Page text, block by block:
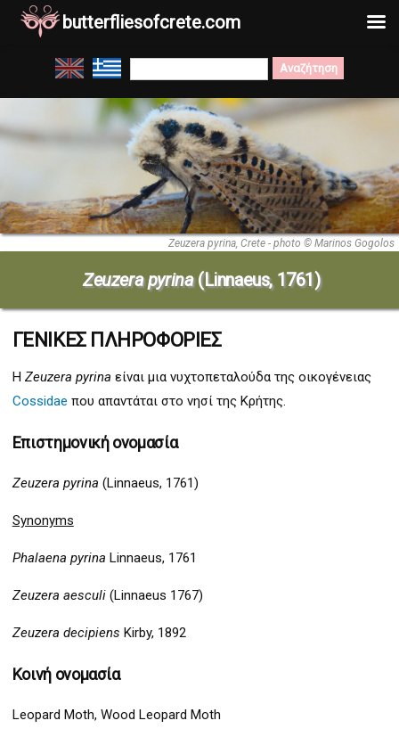
Μετάβαση
στο
περιεχόμενο
Search
for:
Zeuzera pyrina, Crete - photo © Marinos Gogolos
Zeuzera pyrina (Linnaeus, 1761)
ΓΕΝΙΚΕΣ ΠΛΗΡΟΦΟΡΙΕΣ
Η Zeuzera pyrina είναι μια νυχτοπεταλούδα της οικογένειας
Cossidae που απαντάται στο νησί της Κρήτης.
Επιστημονική ονομασία
Zeuzera pyrina (Linnaeus, 1761)
Synonyms
Phalaena pyrina Linnaeus, 1761
Zeuzera aesculi(Linnaeus 1767)
Zeuzera decipiens Kirby, 1892
Κοινή ονομασία
Leopard Moth, Wood Leopard Moth
butterfliesofcrete.com